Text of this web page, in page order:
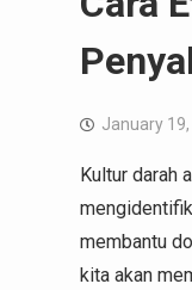
January
Kultur darah
membantu
kita akan